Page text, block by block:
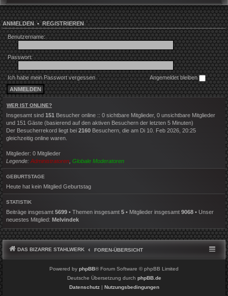
ANMELDEN•REGISTRIEREN
Benutzername:
Passwort:
Ich habe mein Passwort vergessen Angemeldet bleiben
WER IST ONLINE?
Insgesamt sind 151 Besucher online :: 0 sichtbare Mitglieder, 0 unsichtbare Mitglieder
und 151 Gäste (basierend auf den aktiven Besuchern der letzten 5 Minuten)
Der Besucherrekord liegt bei 2160 Besuchern, die am Di 10. Feb 2026, 20:25
gleichzeitig online waren.
Mitglieder: 0 Mitglieder
Legende: Administratoren Globale Moderatoren
GEBURTSTAGE
Heute hat kein Mitglied Geburtstag
STATISTIK
Beiträge insgesamt 5699 • Themen insgesamt 5 • Mitglieder insgesamt 9068 • Unser
neuestes Mitglied: Melvindek
DAS BIZARRE STAHLWERK FOREN-ÜBERSICHT
Powered by phpBB® Forum Software © phpBB Limited
Deutsche Übersetzung durch phpBB.de
Datenschutz| Nutzungsbedingungen